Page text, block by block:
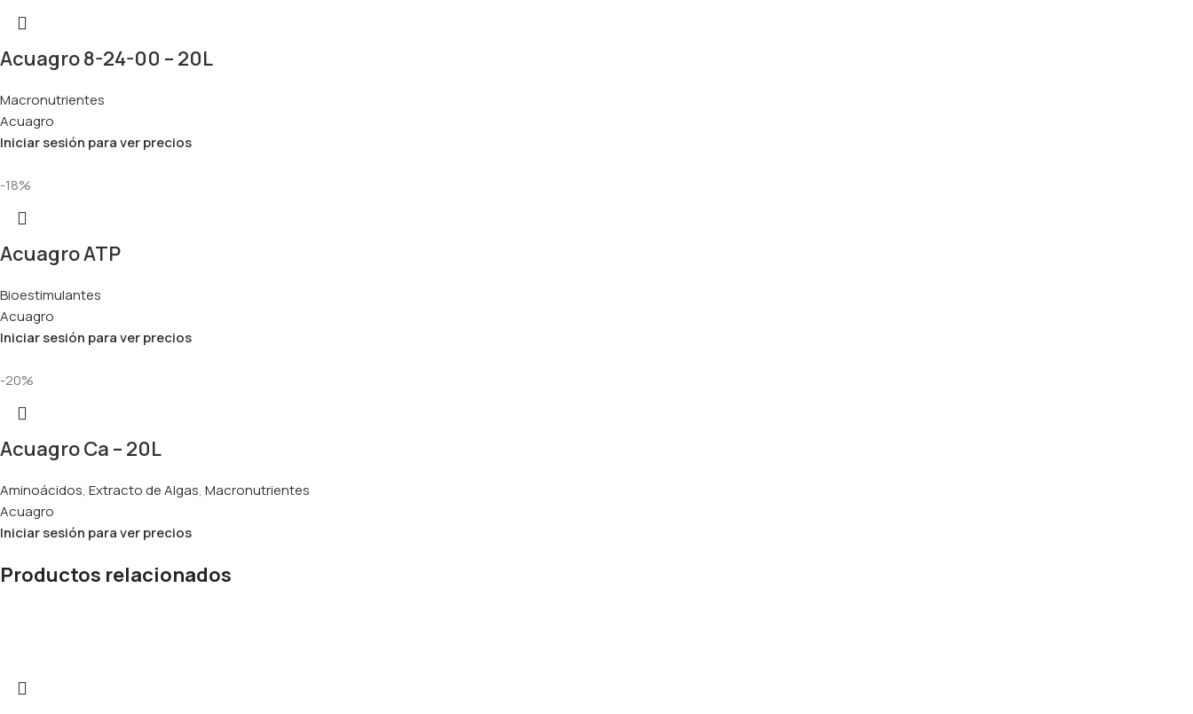
Acuagro 8-24-00 – 20L
Macronutrientes
Acuagro
Iniciar sesión para ver precios
-18%
Acuagro ATP
Bioestimulantes
Acuagro
Iniciar sesión para ver precios
-20%
Acuagro Ca – 20L
Aminoácidos, Extracto de Algas, Macronutrientes
Acuagro
Iniciar sesión para ver precios
Productos relacionados